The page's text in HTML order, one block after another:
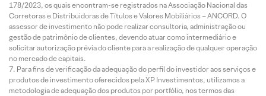
178/2023, os quais encontram-se registrados na Associação Nacional das
Corretoras e Distribuidoras de Títulos e Valores Mobiliários – ANCORD. O
assessor de investimento não pode realizar consultoria, administração ou
gestão de patrimônio de clientes, devendo atuar como intermediário e
solicitar autorização prévia do cliente para a realização de qualquer operação
no mercado de capitais.
Para fins de verificação da adequação do perfil do investidor aos serviços e
produtos de investimento oferecidos pela XP Investimentos, utilizamos a
metodologia de adequação dos produtos por portfólio, nos termos das